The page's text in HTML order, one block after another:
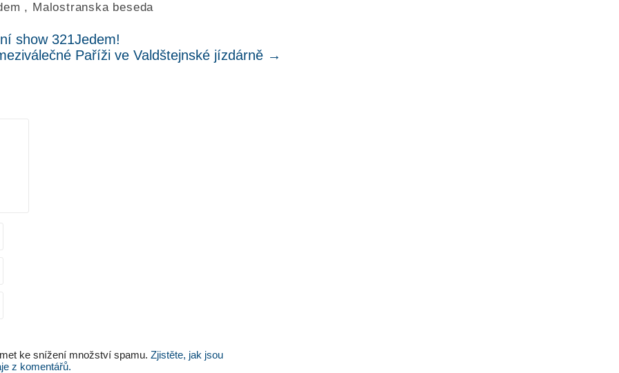
, Malostranska beseda
show 321Jedem!
Paříži ve Valdštejnské jízdárně →
ke snížení množství spamu.Zjistěte, jak jsou
z komentářů.